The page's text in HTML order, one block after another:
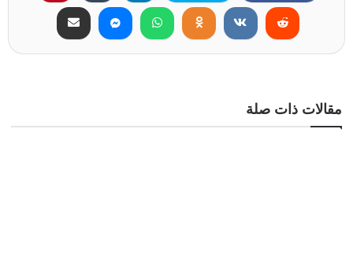
مقالات ذات صلة